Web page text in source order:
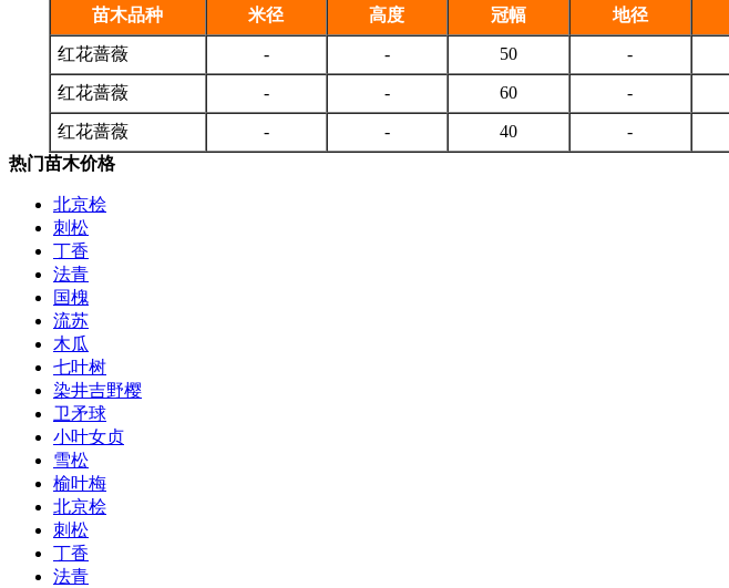
苗木品种
米径 高度 冠幅 地径
红花蔷薇 - - 50 -
红花蔷薇 - - 60 -
红花蔷薇 - - 40 -
热门苗木价格
北京桧
刺松
丁香
法青
国槐
流苏
木瓜
七叶树
染井吉野樱
卫矛球
小叶女贞
雪松
榆叶梅
北京桧
刺松
丁香
法青